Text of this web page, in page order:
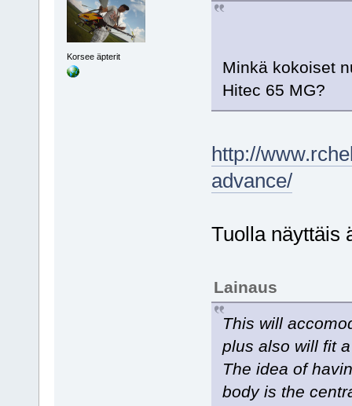
Korsee äpterit
Minkä kokoiset
Hitec 65 MG?
http://
advance/
Tuolla näyttäis
Lainaus
This will
plus also will fit
The idea of
body is the